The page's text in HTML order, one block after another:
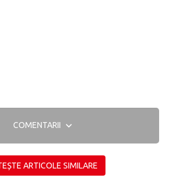
COMENTARII
ARTICOLE SIMILARE